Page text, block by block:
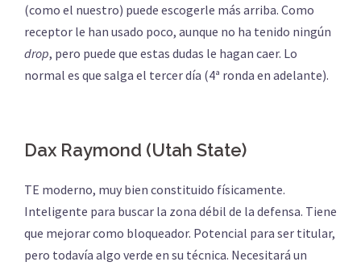
(como el nuestro) puede escogerle más arriba. Como
receptor le han usado poco, aunque no ha tenido ningún
drop, pero puede que estas dudas le hagan caer. Lo
normal es que salga el tercer día (4ª ronda en adelante).
Dax Raymond (Utah State)
TE moderno, muy bien constituido físicamente.
Inteligente para buscar la zona débil de la defensa. Tiene
que mejorar como bloqueador. Potencial para ser titular,
pero todavía algo verde en su técnica. Necesitará un